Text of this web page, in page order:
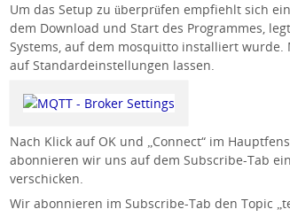
Um das Setup zu überprüfen empfiehlt sich
dem Download und Start des Programmes,
Systems, auf dem mosquitto installiert
auf Standardeinstellungen lassen.
Nach Klick auf OK und „Connect“ im
abonnieren wir uns auf dem Subscribe-Tab
verschicken.
Wir abonnieren im Subscribe-Tab den Topic